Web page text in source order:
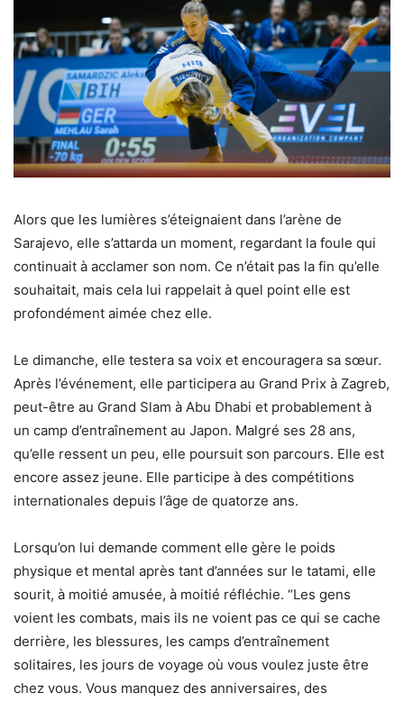
Alors que les lumières s’éteignaient dans l’arène de
Sarajevo, elle s’attarda un moment, regardant la foule qui
continuait à acclamer son nom. Ce n’était pas la fin qu’elle
souhaitait, mais cela lui rappelait à quel point elle est
profondément aimée chez elle.
Le dimanche, elle testera sa voix et encouragera sa sœur.
Après l’événement, elle participera au Grand Prix à Zagreb,
peut-être au Grand Slam à Abu Dhabi et probablement à
un camp d’entraînement au Japon. Malgré ses 28 ans,
qu’elle ressent un peu, elle poursuit son parcours. Elle est
encore assez jeune. Elle participe à des compétitions
internationales depuis l’âge de quatorze ans.
Lorsqu’on lui demande comment elle gère le poids
physique et mental après tant d’années sur le tatami, elle
sourit, à moitié amusée, à moitié réfléchie. “Les gens
voient les combats, mais ils ne voient pas ce qui se cache
derrière, les blessures, les camps d’entraînement
solitaires, les jours de voyage où vous voulez juste être
chez vous. Vous manquez des anniversaires, des